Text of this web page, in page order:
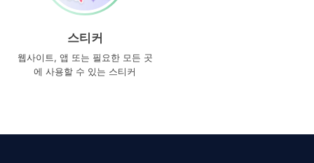
스티커
웹사이트, 앱 또는 필요한 모든 곳
에 사용할 수 있는 스티커